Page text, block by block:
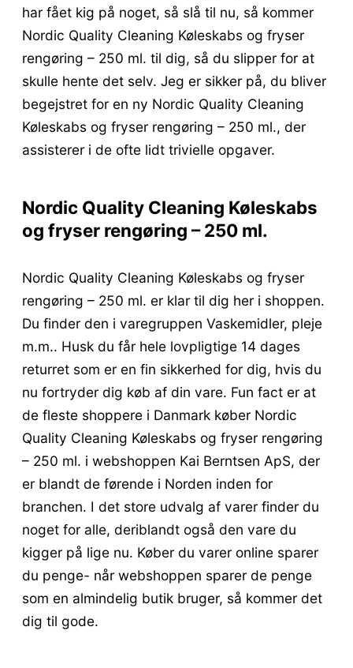
har fået kig på noget, så slå til nu, så kommer
Nordic Quality Cleaning Køleskabs og fryser
rengøring – 250 ml. til dig, så du slipper for at
skulle hente det selv. Jeg er sikker på, du bliver
begejstret for en ny Nordic Quality Cleaning
Køleskabs og fryser rengøring – 250 ml., der
assisterer i de ofte lidt trivielle opgaver.
Nordic Quality Cleaning Køleskabs
og fryser rengøring – 250 ml.
Nordic Quality Cleaning Køleskabs og fryser
rengøring – 250 ml. er klar til dig her i shoppen.
Du finder den i varegruppen Vaskemidler, pleje
m.m.. Husk du får hele lovpligtige 14 dages
returret som er en fin sikkerhed for dig, hvis du
nu fortryder dig køb af din vare. Fun fact er at
de fleste shoppere i Danmark køber Nordic
Quality Cleaning Køleskabs og fryser rengøring
– 250 ml. i webshoppen Kai Berntsen ApS, der
er blandt de førende i Norden inden for
branchen. I det store udvalg af varer finder du
noget for alle, deriblandt også den vare du
kigger på lige nu. Køber du varer online sparer
du penge- når webshoppen sparer de penge
som en almindelig butik bruger, så kommer det
dig til gode.